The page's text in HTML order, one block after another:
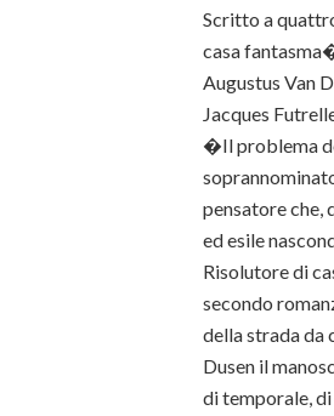
Scritto a
casa
Augustus Van
Jacques
�Il problema
pensatore che,
ed esile
Risolutore di
secondo
della strada da
Dusen il
di temporale,